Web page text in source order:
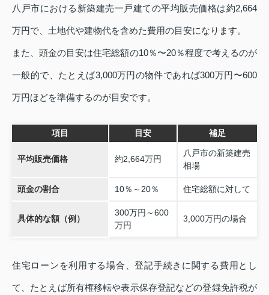
八戸市における新築建売一戸建ての平均販売価格は約2,664
万円で、土地代や建物代を含めた費用の目安になります。
また、頭金の目安は住宅総額の10％〜20％程度で考えるのが
一般的で、たとえば3,000万円の物件であれば300万円〜600
万円ほどを準備するのが目安です。
項目 目安 補足
平均販売価格 約2,664万円
八戸市の新築建売
相場
頭金の割合 10％～20％ 住宅総額に対して
具体的な額（例）
300万円～600
万円
3,000万円の場合
住宅ローンを利用する場合、登記手続きに関する費用とし
て、たとえば所有権移転や表示保存登記などの登録免許税が